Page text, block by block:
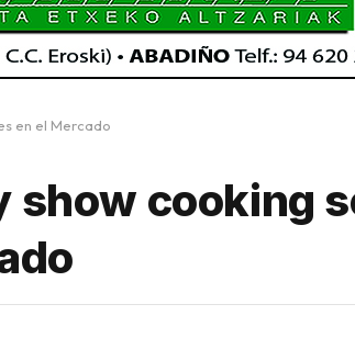
en el Mercado
show cooking